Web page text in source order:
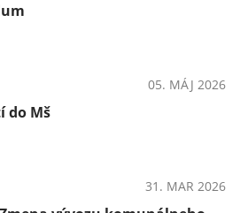
05. MÁJ 2026
do Mš
31. MAR 2026